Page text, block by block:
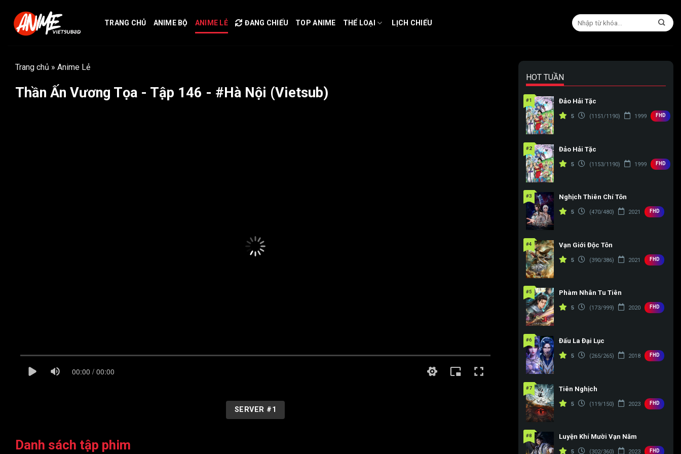
TRANG CHỦ ANIME BỘ ANIME LẺ ĐANG CHIẾU TOP ANIME THỂ LOẠI LỊCH CHIẾU
Trang chủ » Anime Lẻ
Thần Ấn Vương Tọa - Tập 146 - #Hà Nội (Vietsub)
00:00 / 00:00
SERVER #1
Danh sách tập phim
HOT TUẦN
#1 Đảo Hải Tặc
5 (1151/1190) 1999 FHD
#2 Đảo Hải Tặc
5 (1153/1190) 1999 FHD
#3 Nghịch Thiên Chí Tôn
5 (470/480) 2021 FHD
#4 Vạn Giới Độc Tôn
5 (390/386) 2021 FHD
#5 Phàm Nhân Tu Tiên
5 (173/999) 2020 FHD
#6 Đấu La Đại Lục
5 (265/265) 2018 FHD
#7 Tiên Nghịch
5 (119/150) 2023 FHD
#8 Luyện Khí Mười Vạn Năm
5 (302/360) 2023 FHD